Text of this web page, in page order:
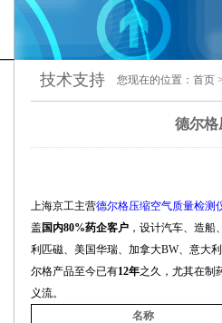
技术支持 您现在的位置： 首页 >
德尔格
上海京工主营德尔格压缩空气质量检测
盖 国内80%药企客户 ，设计汽车、造
利匹磁、美国华瑞、加拿大BW、意大
尔格产品至今已有12年之久，尤其在制
义流。
名称